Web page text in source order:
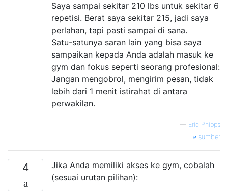
Saya sampai sekitar 210 lbs untuk sekitar 6
repetisi. Berat saya sekitar 215, jadi saya
perlahan, tapi pasti sampai di sana.
Satu-satunya saran lain yang bisa saya
sampaikan kepada Anda adalah masuk ke
gym dan fokus seperti seorang profesional:
Jangan mengobrol, mengirim pesan, tidak
lebih dari 1 menit istirahat di antara
perwakilan.
— Eric Phipps
sumber
4
Jika Anda memiliki akses ke gym, cobalah
(sesuai urutan pilihan):